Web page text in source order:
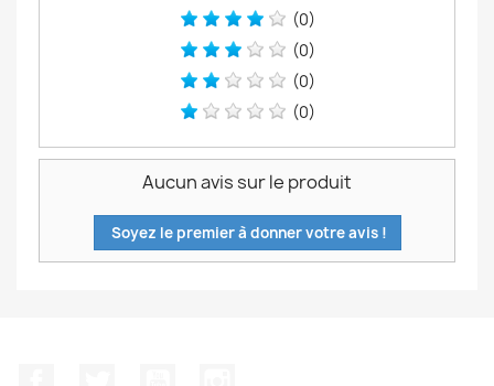
(0)
(0)
(0)
(0)
Aucun avis sur le produit
Soyez le premier à donner votre avis !